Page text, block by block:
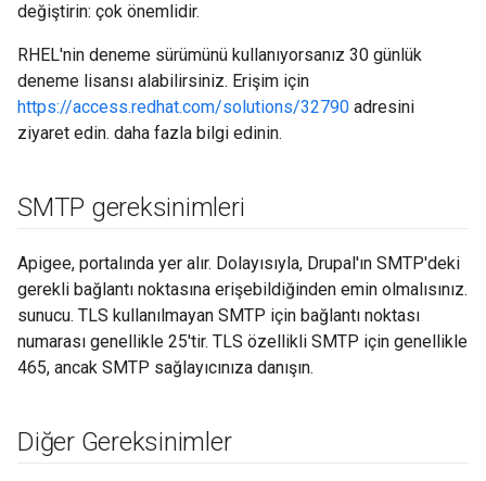
değiştirin: çok önemlidir.
RHEL'nin deneme sürümünü kullanıyorsanız 30 günlük
deneme lisansı alabilirsiniz. Erişim için
https://access.redhat.com/solutions/32790 adresini
ziyaret edin. daha fazla bilgi edinin.
SMTP gereksinimleri
Apigee, portalında yer alır. Dolayısıyla, Drupal'ın SMTP'deki
gerekli bağlantı noktasına erişebildiğinden emin olmalısınız.
sunucu. TLS kullanılmayan SMTP için bağlantı noktası
numarası genellikle 25'tir. TLS özellikli SMTP için genellikle
465, ancak SMTP sağlayıcınıza danışın.
Diğer Gereksinimler